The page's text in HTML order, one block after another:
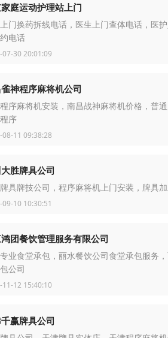
庭运动护理站上门
门换药拆线电话，医生上门查体电话，医
电话
07-30 20:01:09
神程序麻将机公司
序麻将机安装，南昌战神麻将机价格，普
序
08-11 09:38:28
胜牌具公司
具牌技公司，程序麻将机上门安装，牌具
10 10:30:51
团餐饮管理服务有限公司
业食堂承包，丽水餐饮公司食堂承包服务
公司
11-12 15:40:10
赢牌具公司